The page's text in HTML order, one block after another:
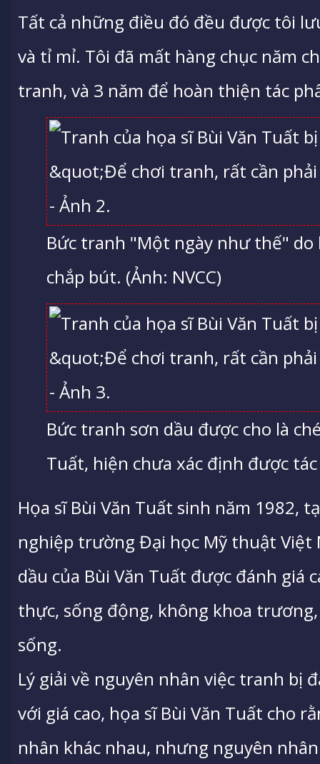
Tất cả những điều đó đều được tôi
và tỉ mỉ. Tôi đã mất hàng chục năm
tranh, và 3 năm để hoàn thiện tác
Bức tranh "Một ngày như thế" do
chắp bút. (Ảnh: NVCC)
Bức tranh sơn dầu được cho là
Tuất, hiện chưa xác định được tác
Họa sĩ Bùi Văn Tuất sinh năm 1982,
nghiệp trường Đại học Mỹ thuật Việt
dầu của Bùi Văn Tuất được đánh giá
thực, sống động, không khoa
sống.
Lý giải về nguyên nhân việc tranh bị
với giá cao, họa sĩ Bùi Văn Tuất cho
nhân khác nhau, nhưng nguyên